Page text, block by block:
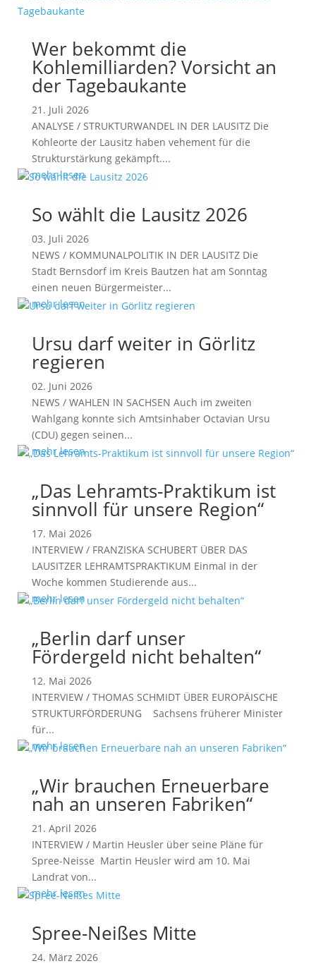
Wer bekommt die
Kohlemilliarden? Vorsicht an
der Tagebaukante
21. Juli 2026
ANALYSE / STRUKTURWANDEL IN DER LAUSITZ Die
Kohleorte der Lausitz haben vehement für die
Strukturstärkung gekämpft....
mehr lesen
So wählt die Lausitz 2026
03. Juli 2026
NEWS / KOMMUNALPOLITIK IN DER LAUSITZ Die
Stadt Bernsdorf im Kreis Bautzen hat am Sonntag
einen neuen Bürgermeister...
mehr lesen
Ursu darf weiter in Görlitz
regieren
02. Juni 2026
NEWS / WAHLEN IN SACHSEN Auch im zweiten
Wahlgang konnte sich Amtsinhaber Octavian Ursu
(CDU) gegen seinen...
mehr lesen
„Das Lehramts-Praktikum ist
sinnvoll für unsere Region“
17. Mai 2026
INTERVIEW / FRANZISKA SCHUBERT ÜBER DAS
LAUSITZER LEHRAMTSPRAKTIKUM Einmal in der
Woche kommen Studierende aus...
mehr lesen
„Berlin darf unser
Fördergeld nicht behalten“
12. Mai 2026
INTERVIEW / THOMAS SCHMIDT ÜBER EUROPÄISCHE
STRUKTURFÖRDERUNG Sachsens früherer Minister
für...
mehr lesen
„Wir brauchen Erneuerbare
nah an unseren Fabriken“
21. April 2026
INTERVIEW / Martin Heusler über seine Pläne für
Spree-Neisse Martin Heusler wird am 10. Mai
Landrat von...
mehr lesen
Spree-Neißes Mitte
24. März 2026